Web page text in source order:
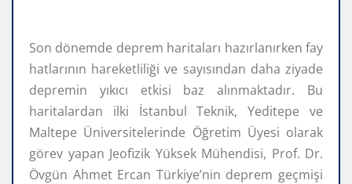
Son dönemde deprem haritaları hazırlanırken fay
hatlarının hareketliliği ve sayısından daha ziyade
depremin yıkıcı etkisi baz alınmaktadır. Bu
haritalardan ilki İstanbul Teknik, Yeditepe ve
Maltepe Üniversitelerinde Öğretim Üyesi olarak
görev yapan Jeofizik Yüksek Mühendisi, Prof. Dr.
Övgün Ahmet Ercan Türkiye’nin deprem geçmişi